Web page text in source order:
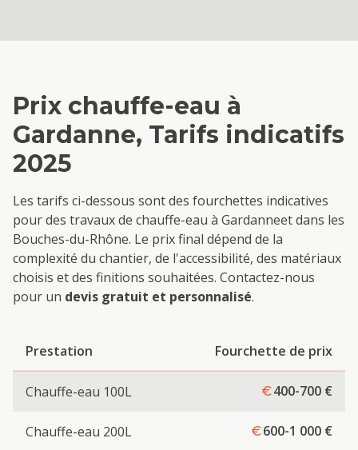
Prix chauffe-eau à
Gardanne, Tarifs indicatifs
2025
Les tarifs ci-dessous sont des fourchettes indicatives
pour des travaux de chauffe-eau à Gardanneet dans les
Bouches-du-Rhône. Le prix final dépend de la
complexité du chantier, de l'accessibilité, des matériaux
choisis et des finitions souhaitées. Contactez-nous
pour un devis gratuit et personnalisé.
Prestation Fourchette de prix
Chauffe-eau 100L 400-700 €
Chauffe-eau 200L 600-1 000 €